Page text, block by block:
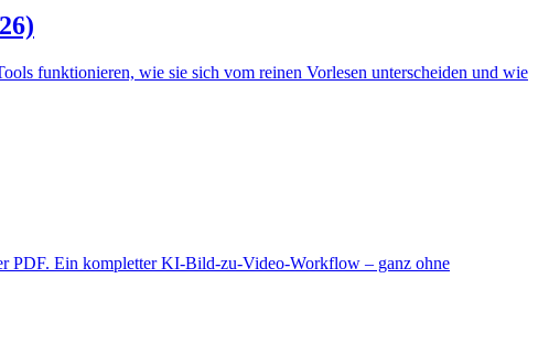
funktionieren, wie sie sich vom reinen Vorlesen unterscheiden und wie
PDF. Ein kompletter KI-Bild-zu-Video-Workflow – ganz ohne